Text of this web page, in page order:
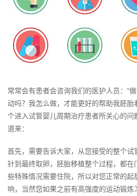
常常会有患者会咨询我们的医护人员：“做
动吗？我怎么做，才能更好的帮助我胚胎
个进入试管婴儿周期治疗患者所关心的
道来：
首先，需要告诉大家，从您接受的整个
针到最终取卵，胚胎移植整个过程，都
些特殊情况需要住院，所以对您正常的
响，当然您如果之前有高强度的运动锻